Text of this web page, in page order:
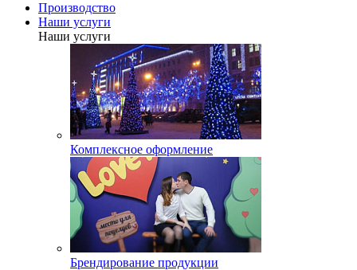
Производство
Наши услуги
Наши услуги
Комплексное оформление
Брендирование продукции